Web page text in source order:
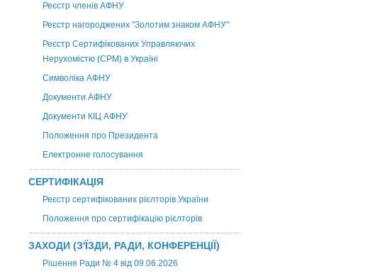
Реєстр членів АФНУ
Реєстр нагороджених "Золотим знаком АФНУ"
Реєстр Сертифікованих Управляючих
Нерухомістю (CPM) в Україні
Символіка АФНУ
Документи АФНУ
Документи КІЦ АФНУ
Положення про Президента
Електронне голосування
СЕРТИФІКАЦІЯ
Реєстр сертифікованих рієлторів України
Положення про сертифікацію рієлторів
ЗАХОДИ (З'ЇЗДИ, РАДИ, КОНФЕРЕНЦІЇ)
Рішення Ради № 4 від 09.06.2026